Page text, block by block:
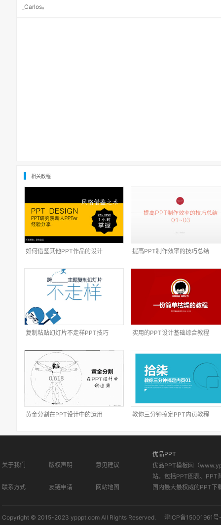
_Carlos。
相关教程
如何借鉴其他PPT作品的设计 提高PPT制作效率的技巧总结
复制粘贴幻灯片不走样PPT技巧 实用的PPT设计基础综合教程
黄金分割在PPT设计中的运用 教你三分钟搞定PPT内页教程
关于我们 版权声明 意见建议
联系方式 友链申请 网站地图
优品PPT
优品PPT模板网（
站。包括PPT图表、PPT
国内最大最权威的PPT下
Copyright © 2015-2023 ypppt.com All Rights Reserved. 津ICP备15001961号